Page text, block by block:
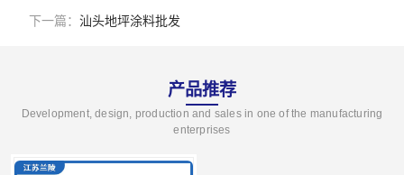
下一篇： 汕头地坪涂料批发
产品推荐
Development, design, production and sales in one of the manufacturing
enterprises